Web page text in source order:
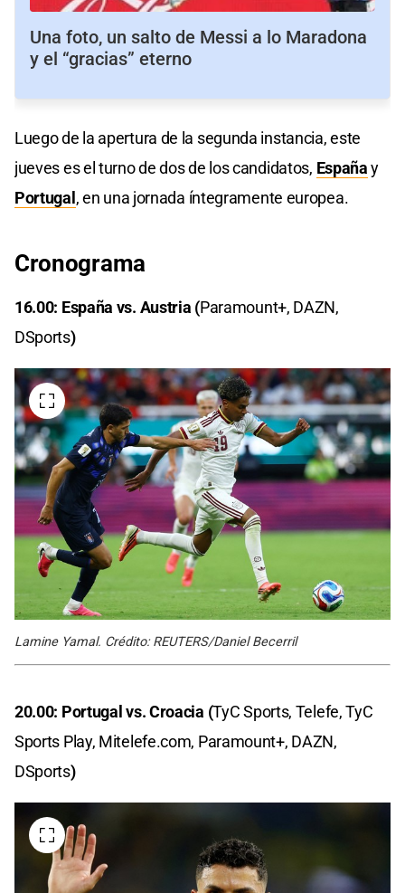
Una foto, un salto de Messi a lo Maradona
y el “gracias” eterno
Luego de la apertura de la segunda instancia, este
jueves es el turno de dos de los candidatos, Españay
Portugal , en una jornada íntegramente europea.
Cronograma
16.00: España vs. Austria (Paramount+, DAZN,
DSports)
Lamine Yamal. Crédito: REUTERS/Daniel Becerril
20.00: Portugal vs. Croacia (TyC Sports, Telefe, TyC
Sports Play, Mitelefe.com, Paramount+, DAZN,
DSports)